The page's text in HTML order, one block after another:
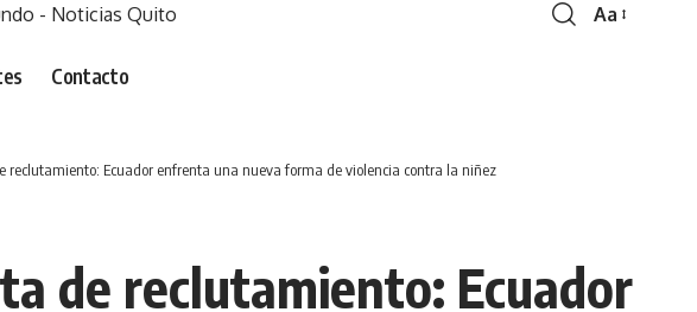
Font
Aa
Contacto
Ecuador enfrenta una nueva forma de violencia contra la niñez
de reclutamiento: Ecuador